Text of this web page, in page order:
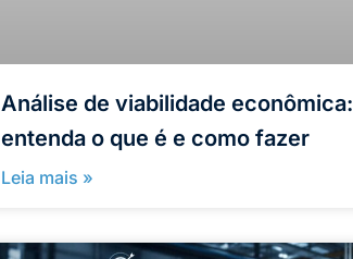
Análise de viabilidade econômica:
entenda o que é e como fazer
Leia mais »